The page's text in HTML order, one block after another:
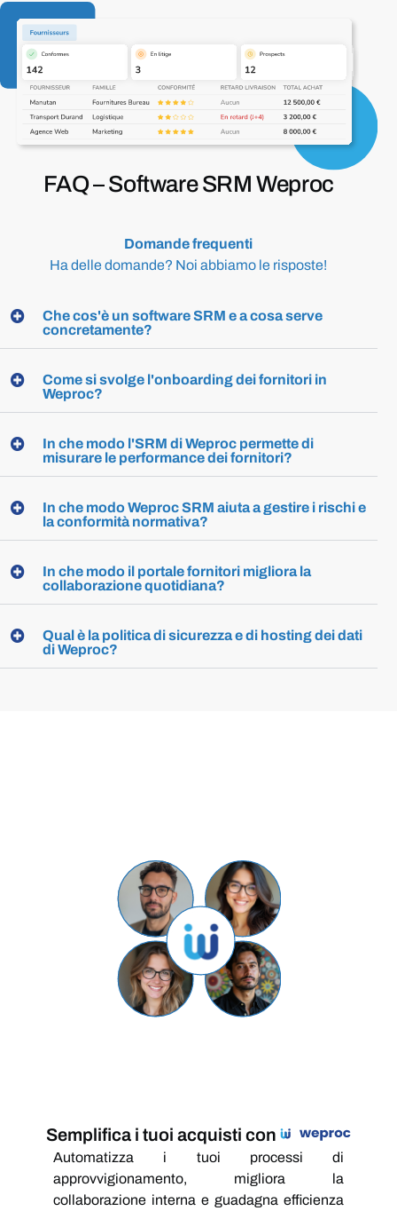
FAQ –SoftwareSRM Weproc
Domandefrequenti
Hadelledomande? Noi abbiamo le risposte!
Che cos'è un software SRM e a cosa serve
concretamente?
Come si svolge l'onboarding dei fornitori in
Weproc?
In che modo l'SRM di Weproc permette di
misurare le performance dei fornitori?
In che modo Weproc SRM aiuta a gestire i rischi e
la conformità normativa?
In che modo il portale fornitori migliora la
collaborazione quotidiana?
Qual è la politica di sicurezza e di hosting dei dati
di Weproc?
Semplifica i tuoi acquisti con
Automatizza i tuoi processi di
approvvigionamento, migliora la
collaborazione interna e guadagna efficienza